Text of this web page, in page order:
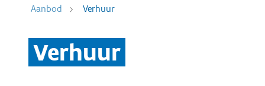
Aanbod
Verhuur
Verhuur